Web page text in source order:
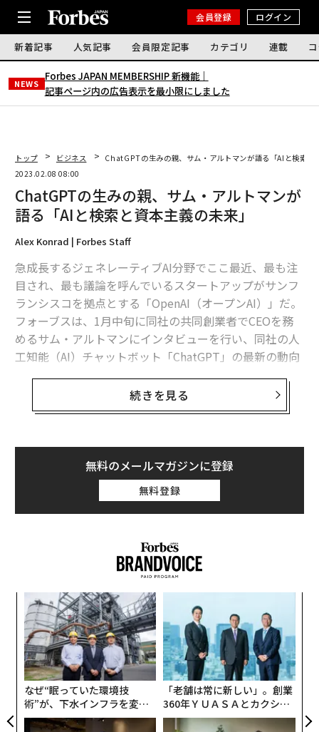
会員登録 ログイン
新着記事 人気記事 会員限定記事 カテゴリ 連載
NEWS
Forbes JAPAN MEMBERSHIP 新機能｜
記事ページ内の広告表示を最小限にしました
トップ ビジネス
ChatGPTの生みの親、サム・アルトマンが語る「AIと検索と
2023.02.08 08:00
ChatGPTの生みの親、サム・アルトマンが
語る「AIと検索と資本主義の未来」
Alex Konrad | Forbes Staff
急成長するジェネレーティブAI分野でここ最近、最も注
目され、最も議論を呼んでいるスタートアップがサンフ
ランシスコを拠点とする「OpenAI（オープンAI）」だ。
フォーブスは、1月中旬に同社の共同創業者でCEOを務
めるサム・アルトマンにインタビューを行い、同社の人
工知能（AI）チャットボット「ChatGPT」の最新の動向
や、AIツールがグーグルの検索ビジネスにもたらす脅威
（マイクロソフト）との提携などの状況を見ていると、
ジェネレーティブAIのカテゴリーは今、転換点に差しか
かっているように見えます。あなたの立場から、OpenAI
はそのプロセスのどこにいると感じていますか？
としてはこれがまだ、きわめて初期の段階にあることを
望んでいます。社会に前向きなインパクトを与えるこの
テクノロジーは、今後も飛躍的な成長を遂げていくでし
ょう。言語モデルの「GPT-3」や画像生成AIの「DALL-
E」のローンチのときも、同じことが言えたはずです
が、私たちはChatGPTについても同じ思いを持っていま
す。予想もしなかった障害にぶつかる可能性もあります
が、私たちが今、非常に重要なものを生み出したことは
確かで、このパラダイムは、我々をはるか彼方へ連れて
行くことになります。
続きを見る
無料のメールマガジンに登録
無料登録
なぜ“眠っていた環境技
術”が、下水インフラを変え
たのか──産総研×月島JFE
「老舗は常に新しい」。創業
360年ＹＵＡＳＡとカクシン
CEO田尻望が語る、AIを超え